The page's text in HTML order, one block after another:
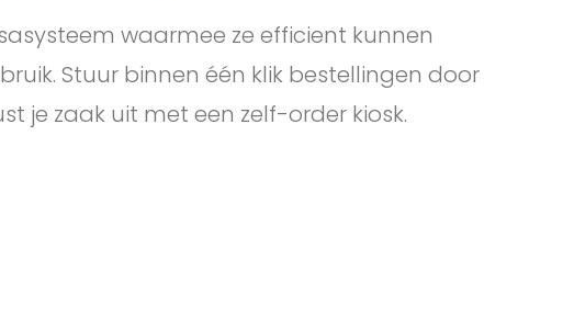
waarmee ze efficient kunnen
Stuur binnen één klik bestellingen door
je zaak uit met een zelf-order kiosk.